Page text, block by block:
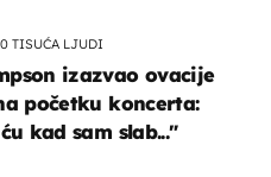
TISUĆA LJUDI
izazvao ovacije
početku koncerta:
kad sam slab..."